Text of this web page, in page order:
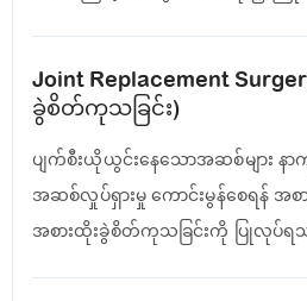
Joint Replacement
ခွဲစိတ်ကုသခြင်း)
ပျက်စီးယိုယွင်းနေသောအဆစ်များ န
အဆစ်လှုပ်ရှားမှု ကောင်းမွန်စေရန် အစာ
အစားထိုးခွဲစိတ်ကုသခြင်းကို ပြုလုပ်